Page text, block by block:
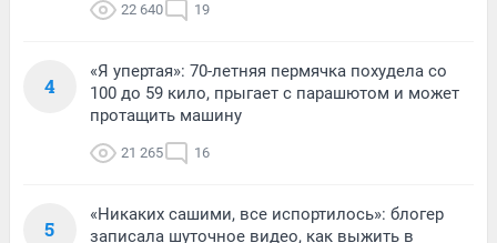
22 640 19
4
«Я упертая»: 70-летняя пермячка похудела со
100 до 59 кило, прыгает с парашютом и может
протащить машину
21 265 16
5
«Никаких сашими, все испортилось»: блогер
записала шуточное видео, как выжить в